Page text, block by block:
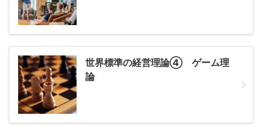
世界標準の経営理論④ ゲーム理
論